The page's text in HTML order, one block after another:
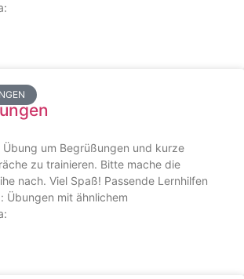
um Begrüßungen und kurze
zu trainieren. Bitte mache die
nach. Viel Spaß! Passende Lernhilfen
Übungen mit ähnlichem